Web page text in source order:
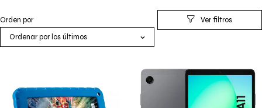
Orden por
Ordenar por los últimos